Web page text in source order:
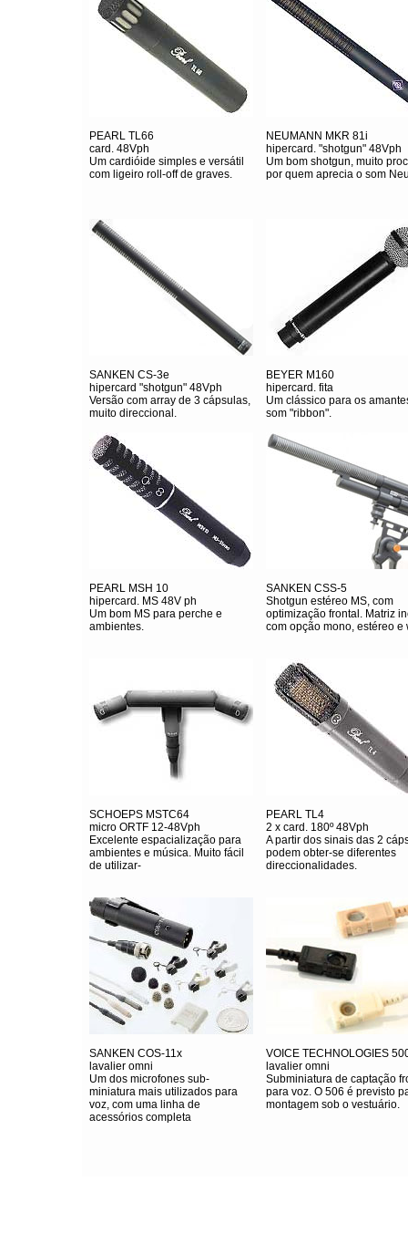
PEARL TL66
card. 48Vph
Um cardióide simples e versátil
com ligeiro roll-off de graves.
NEUMANN MKR 81i
hipercard. "shotgun" 48Vph
Um bom shotgun, muito
por quem aprecia o som
SANKEN CS-3e
hipercard "shotgun" 48Vph
Versão com array de 3 cápsulas,
muito direccional.
BEYER M160
hipercard. fita
Um clássico para os
som "ribbon".
PEARL MSH 10
hipercard. MS 48V ph
Um bom MS para perche e
ambientes.
SANKEN CSS-5
Shotgun estéreo MS, com
optimização frontal. Matriz
com opção mono, estéreo e
SCHOEPS MSTC64
micro ORTF 12-48Vph
Excelente espacialização para
ambientes e música. Muito fácil
de utilizar-
PEARL TL4
2 x card. 180º 48Vph
A partir dos sinais das 2
podem obter-se diferentes
direccionalidades.
SANKEN COS-11x
lavalier omni
Um dos microfones sub-
miniatura mais utilizados para
voz, com uma linha de
acessórios completa
VOICE TECHNOLOGIES
lavalier omni
Subminiatura de captação
para voz. O 506 é previsto
montagem sob o vestuário.